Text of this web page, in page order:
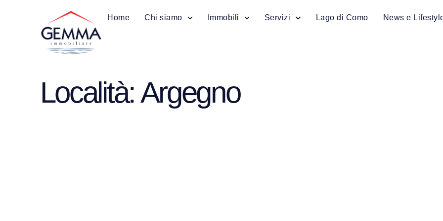
Home Chi siamo Immobili Servizi Lago di Como News e
Località: Argegno